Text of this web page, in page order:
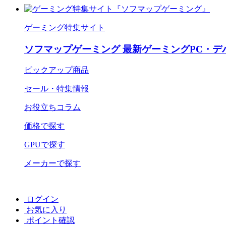
ゲーミング特集サイト
ソフマップゲーミング 最新ゲーミングPC・デ
ピックアップ商品
セール・特集情報
お役立ちコラム
価格で探す
GPUで探す
メーカーで探す
ログイン
お気に入り
ポイント確認